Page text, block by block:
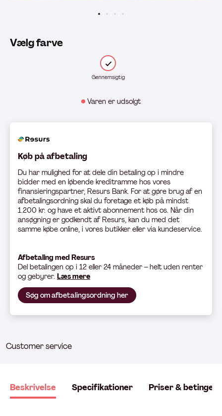
Varen er udsolgt
Vælg farve
Gennemsigtig
Køb på afbetaling
Du har mulighed for at dele din betaling op i mindre
bidder med en løbende kreditramme hos vores
finansieringspartner, Resurs Bank. For at gøre brug af en
afbetalingsordning skal du foretage et køb på mindst
1.200 kr. og have et aktivt abonnement hos os. Når din
ansøgning er godkendt af Resurs, kan du med det
samme købe online, i vores butikker eller via kundeservice.
Afbetaling med Resurs
Del betalingen op i 12 eller 24 måneder – helt uden renter
og gebyrer. Læs mere
Søg om afbetalingsordning her
Customer service
Beskrivelse Specifikationer Priser &